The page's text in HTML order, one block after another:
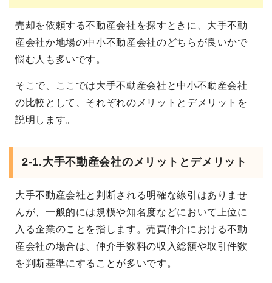
売却を依頼する不動産会社を探すときに、大手不動
産会社か地場の中小不動産会社のどちらが良いかで
悩む人も多いです。
そこで、ここでは大手不動産会社と中小不動産会社
の比較として、それぞれのメリットとデメリットを
説明します。
2-1.大手不動産会社のメリットとデメリット
大手不動産会社と判断される明確な線引はありませ
んが、一般的には規模や知名度などにおいて上位に
入る企業のことを指します。売買仲介における不動
産会社の場合は、仲介手数料の収入総額や取引件数
を判断基準にすることが多いです。